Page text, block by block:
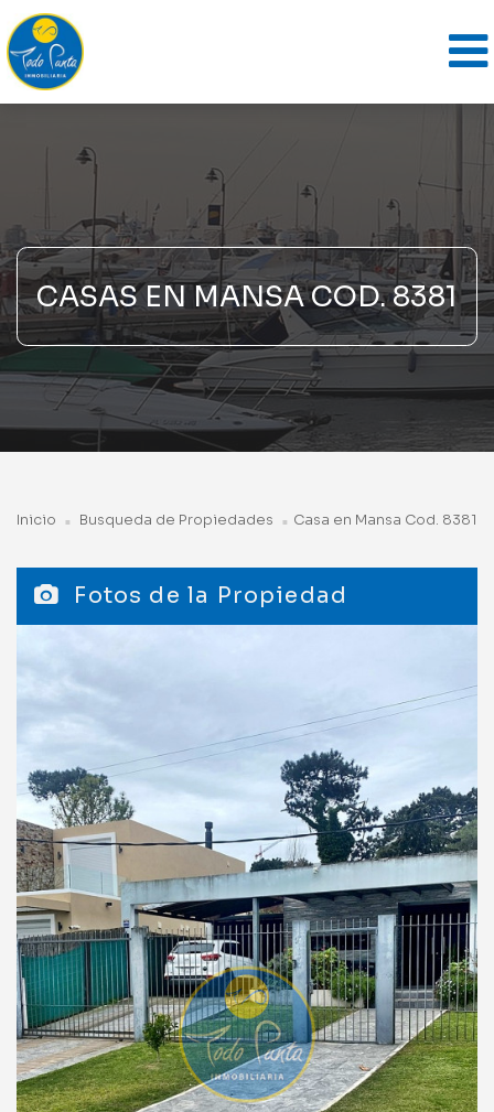
CASAS EN MANSA COD. 8381
Inicio Busqueda de Propiedades Casa en Mansa Cod. 8381
Fotos de la Propiedad